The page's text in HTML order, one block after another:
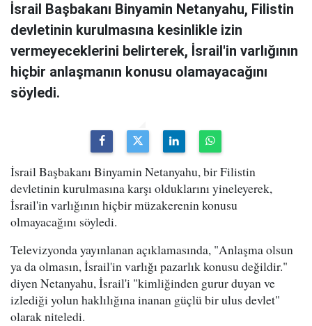
İsrail Başbakanı Binyamin Netanyahu, Filistin
devletinin kurulmasına kesinlikle izin
vermeyeceklerini belirterek, İsrail'in varlığının
hiçbir anlaşmanın konusu olamayacağını
söyledi.
İsrail Başbakanı Binyamin Netanyahu, bir Filistin
devletinin kurulmasına karşı olduklarını yineleyerek,
İsrail'in varlığının hiçbir müzakerenin konusu
olmayacağını söyledi.
Televizyonda yayınlanan açıklamasında, "Anlaşma olsun
ya da olmasın, İsrail'in varlığı pazarlık konusu değildir."
diyen Netanyahu, İsrail'i "kimliğinden gurur duyan ve
izlediği yolun haklılığına inanan güçlü bir ulus devlet"
olarak niteledi.